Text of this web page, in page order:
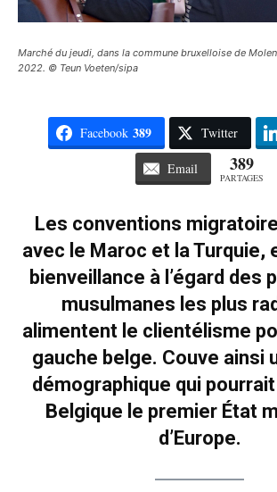
Marché du jeudi, dans la commune bruxelloise de
2022. © Teun Voeten/sipa
Facebook 389 Twitter
Email 389
PARTAGES
Les conventions
avec le Maroc et la Turquie,
bienveillance à l’égard des
musulmanes les plus
alimentent le clientélisme
gauche belge. Couve ainsi
démographique qui
Belgique le premier État
d’Europe.